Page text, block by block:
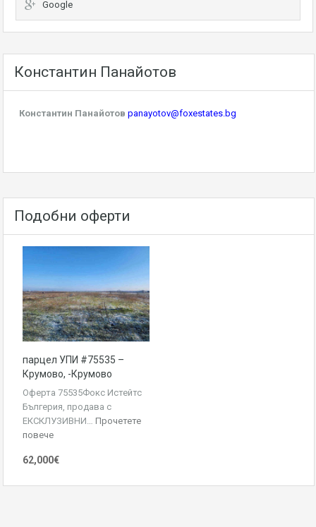
Google
Константин Панайотов
Константин Панайотов panayotov@foxestates.bg
Подобни оферти
парцел УПИ #75535 –
Крумово, -Крумово
Оферта 75535Фокс Истейтс
Бългерия, продава с
ЕКСКЛУЗИВНИ… Прочетете
повече
62,000€